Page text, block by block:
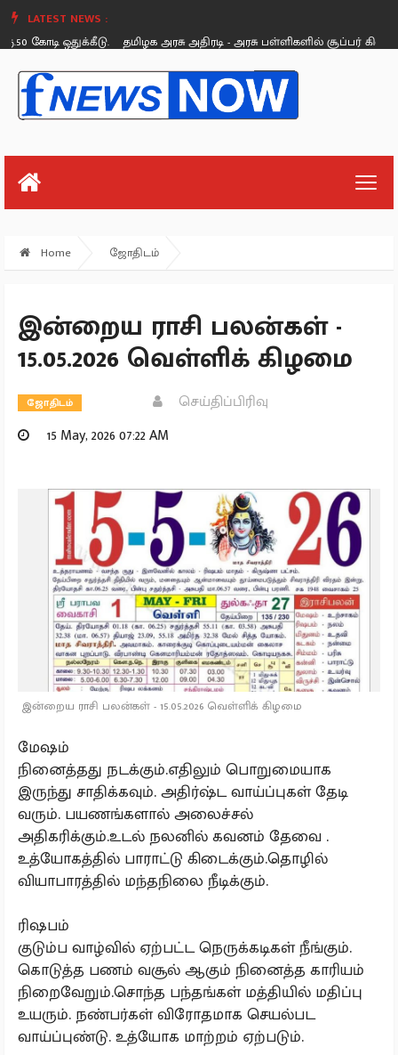
LATEST NEWS :
ஒதுக்கீடு.
தமிழக அரசு அதிரடி - அரசு பள்ளிகளில் சூப்பர் கிளீன்,
Friday, August 26
Home ஜோதிடம்
இன்றைய ராசி பலன்கள் -
15.05.2026 வெள்ளிக் கிழமை
ஜோதிடம்
செய்திப்பிரிவு
15 May, 2026 07:22 AM
இன்றைய ராசி பலன்கள் - 15.05.2026 வெள்ளிக் கிழமை
மேஷம்
நினைத்தது நடக்கும்.எதிலும் பொறுமையாக
இருந்து சாதிக்கவும். அதிர்ஷ்ட வாய்ப்புகள் தேடி
வரும். பயணங்களால் அலைச்சல்
அதிகரிக்கும்.உடல் நலனில் கவனம் தேவை .
உத்யோகத்தில் பாராட்டு கிடைக்கும்.தொழில்
வியாபாரத்தில் மந்தநிலை நீடிக்கும்.
ரிஷபம்
குடும்ப வாழ்வில் ஏற்பட்ட நெருக்கடிகள் நீங்கும்.
கொடுத்த பணம் வசூல் ஆகும் நினைத்த காரியம்
நிறைவேறும்.சொந்த பந்தங்கள் மத்தியில் மதிப்பு
உயரும். நண்பர்கள் விரோதமாக செயல்பட
வாய்ப்புண்டு. உத்யோக மாற்றம் ஏற்படும்.